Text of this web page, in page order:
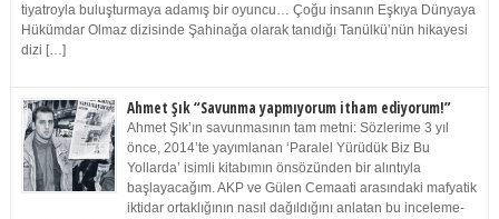
tiyatroyla buluşturmaya adamış bir oyuncu… Çoğu insanın Eşkıya Dünyaya
Hükümdar Olmaz dizisinde Şahinağa olarak tanıdığı Tanülkü’nün hikayesi
dizi […]
Ahmet Şık “Savunma yapmıyorum itham ediyorum!”
Ahmet Şık’ın savunmasının tam metni: Sözlerime 3 yıl
önce, 2014’te yayımlanan ‘Paralel Yürüdük Biz Bu
Yollarda’ isimli kitabımın önsözünden bir alıntıyla
başlayacağım. AKP ve Gülen Cemaati arasındaki mafyatik
iktidar ortaklığının nasıl dağıldığını anlatan bu inceleme-